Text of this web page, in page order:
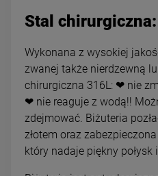
Stal chirurgiczna:
Wykonana z wysokiej
zwanej także nierdzewną
chirurgiczna 316L: ❤ nie
❤ nie reaguje z wodą!!
zdejmować. Biżuteria
złotem oraz
który nadaje piękny połysk